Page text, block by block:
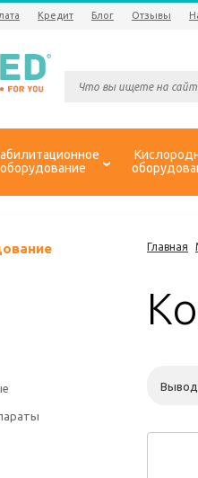
Кредит Блог Отзывы
оборудование
Главная